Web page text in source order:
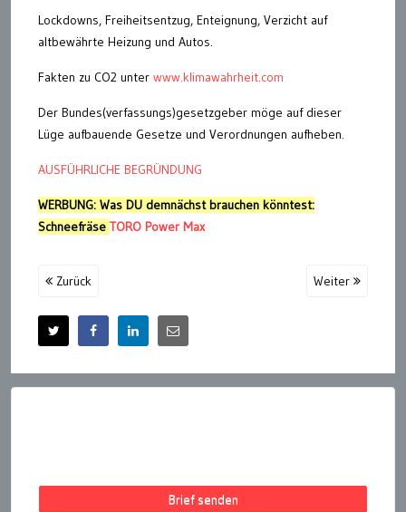
Lockdowns, Freiheitsentzug, Enteignung, Verzicht auf
altbewährte Heizung und Autos.
Fakten zu CO2 unter www.klimawahrheit.com
Der Bundes(verfassungs)gesetzgeber möge auf dieser
Lüge aufbauende Gesetze und Verordnungen aufheben.
AUSFÜHRLICHE BEGRÜNDUNG
WERBUNG: Was DU demnächst brauchen könntest:
Schneefräse TORO Power Max
Zurück Weiter
Brief senden